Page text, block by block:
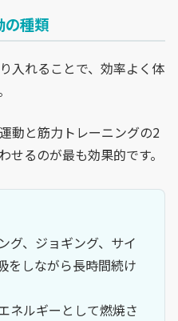
の種類
入れることで、効率よく体
動と筋力トレーニングの2
るのが最も効果的です。
グ、ジョギング、サイ
をしながら長時間続け
ネルギーとして燃焼さ